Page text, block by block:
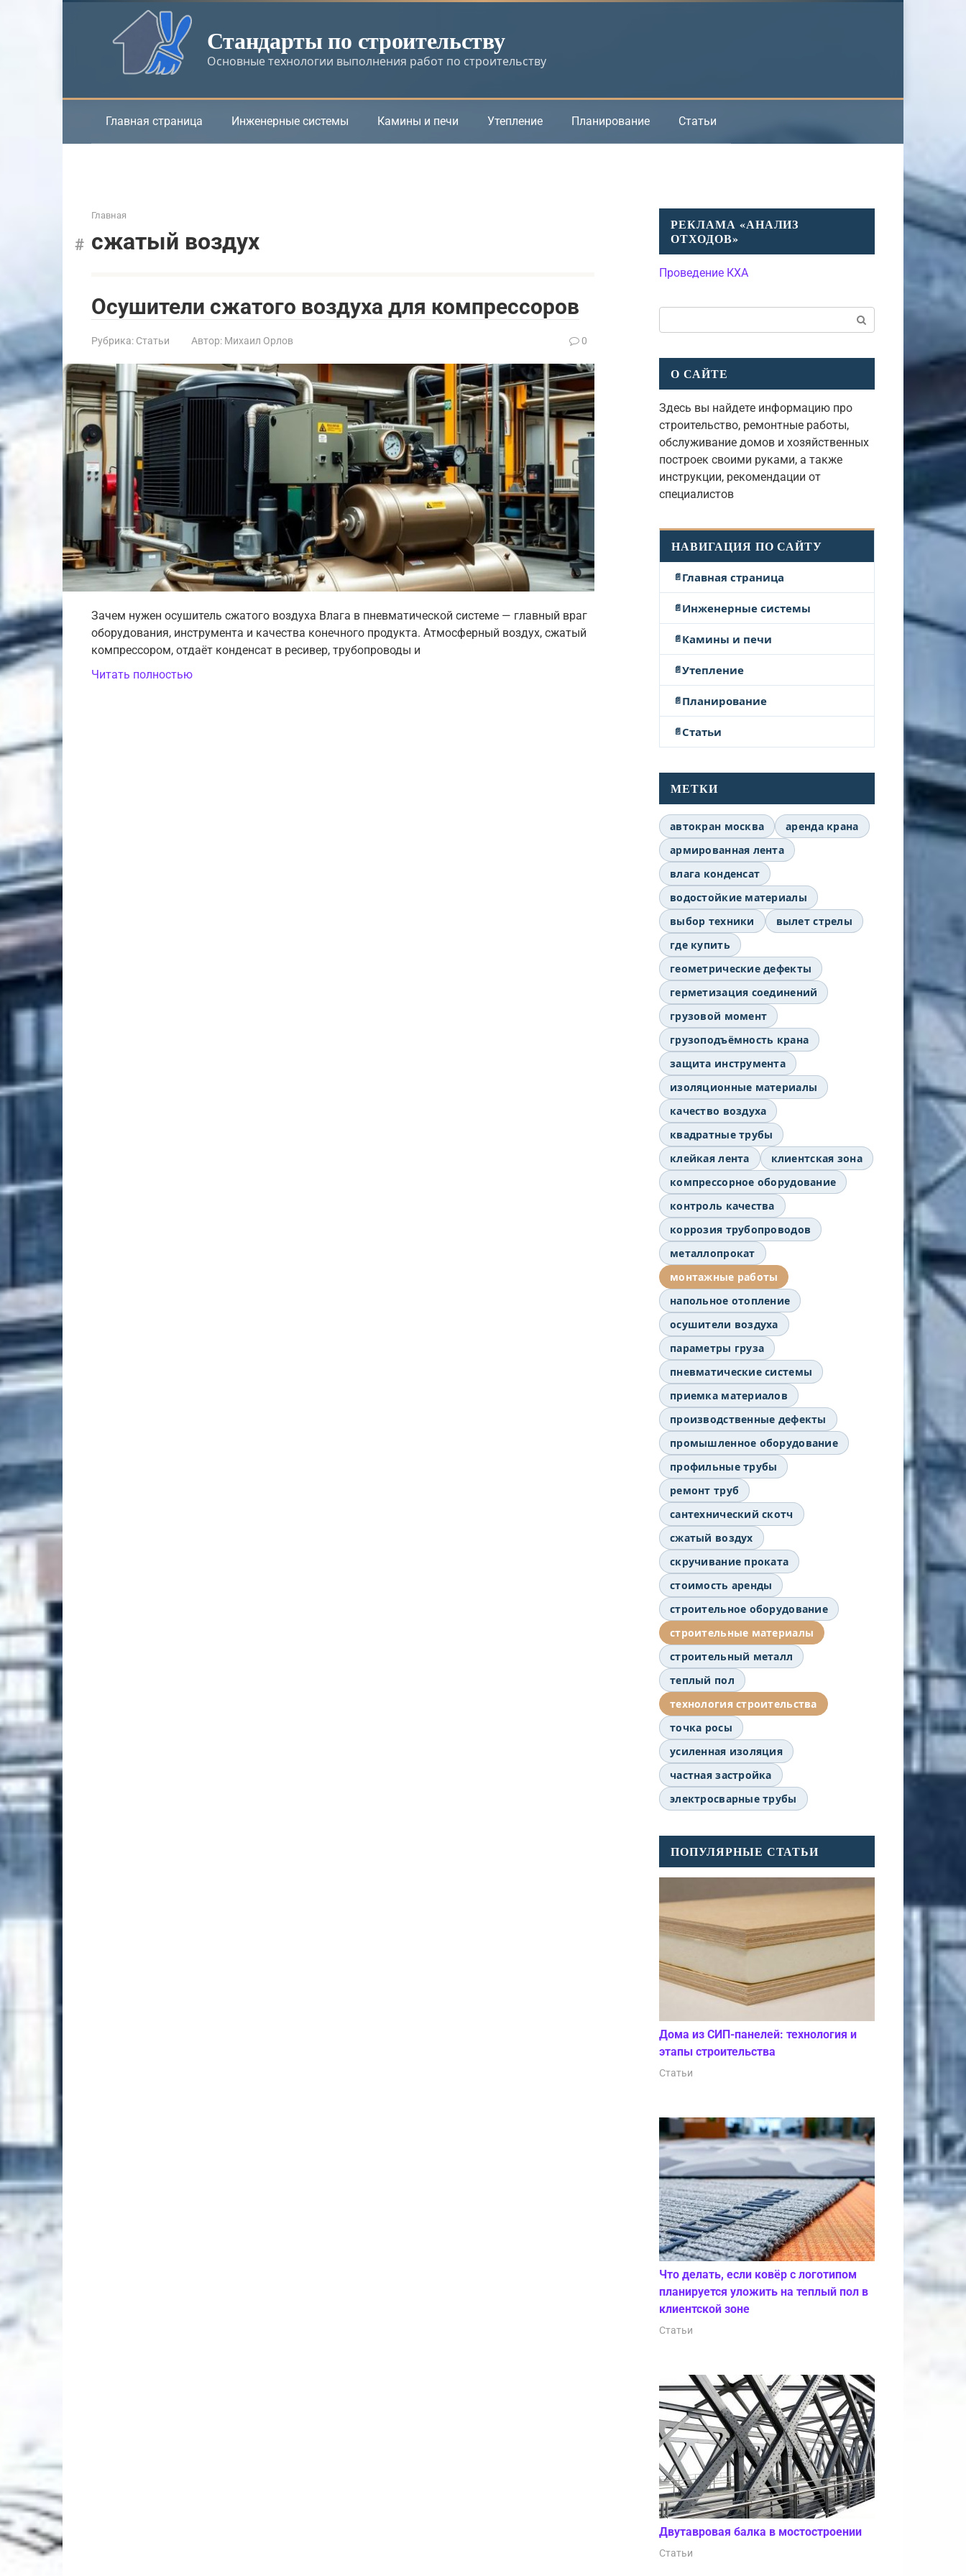
Стандарты по строительству
Основные технологии выполнения работ по строительству
Главная страница Инженерные системы Камины и печи Утепление Планирование Статьи
Главная
сжатый воздух
Осушители сжатого воздуха для компрессоров
Рубрика: Статьи Автор: Михаил Орлов 0
Зачем нужен осушитель сжатого воздуха Влага в пневматической системе — главный враг
оборудования, инструмента и качества конечного продукта. Атмосферный воздух, сжатый
компрессором, отдаёт конденсат в ресивер, трубопроводы и
Читать полностью
РЕКЛАМА «АНАЛИЗ
ОТХОДОВ»
Проведение КХА
О САЙТЕ
Здесь вы найдете информацию про
строительство, ремонтные работы,
обслуживание домов и хозяйственных
построек своими руками, а также
инструкции, рекомендации от
специалистов
НАВИГАЦИЯ ПО САЙТУ
Главная страница
Инженерные системы
Камины и печи
Утепление
Планирование
Статьи
МЕТКИ
автокран москва
аренда крана
армированная лента
влага конденсат
водостойкие материалы
выбор техники
вылет стрелы
где купить
геометрические дефекты
герметизация соединений
грузовой момент
грузоподъёмность крана
защита инструмента
изоляционные материалы
качество воздуха
квадратные трубы
клейкая лента
клиентская зона
компрессорное оборудование
контроль качества
коррозия трубопроводов
металлопрокат
монтажные работы
напольное отопление
осушители воздуха
параметры груза
пневматические системы
приемка материалов
производственные дефекты
промышленное оборудование
профильные трубы
ремонт труб
сантехнический скотч
сжатый воздух
скручивание проката
стоимость аренды
строительное оборудование
строительные материалы
строительный металл
теплый пол
технология строительства
точка росы
усиленная изоляция
частная застройка
электросварные трубы
ПОПУЛЯРНЫЕ СТАТЬИ
Дома из СИП-панелей: технология и
этапы строительства
Статьи
Что делать, если ковёр с логотипом
планируется уложить на теплый пол в
клиентской зоне
Статьи
Двутавровая балка в мостостроении
Статьи